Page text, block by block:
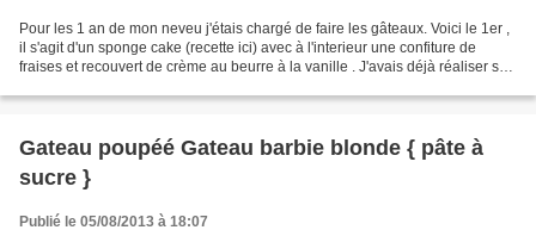
Pour les 1 an de mon neveu j'étais chargé de faire les gâteaux. Voici le 1er ,
il s'agit d'un sponge cake (recette ici) avec à l'interieur une confiture de
fraises et recouvert de crème au beurre à la vanille . J'avais déjà réaliser ses
Gateau poupéé Gateau barbie blonde { pâte à
sucre }
Publié le 05/08/2013 à 18:07